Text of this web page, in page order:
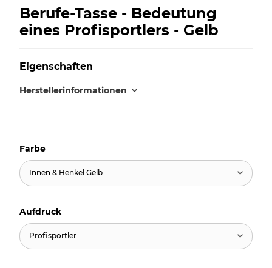
Berufe-Tasse - Bedeutung
eines Profisportlers - Gelb
Eigenschaften
Herstellerinformationen
Farbe
Innen & Henkel Gelb
Aufdruck
Profisportler